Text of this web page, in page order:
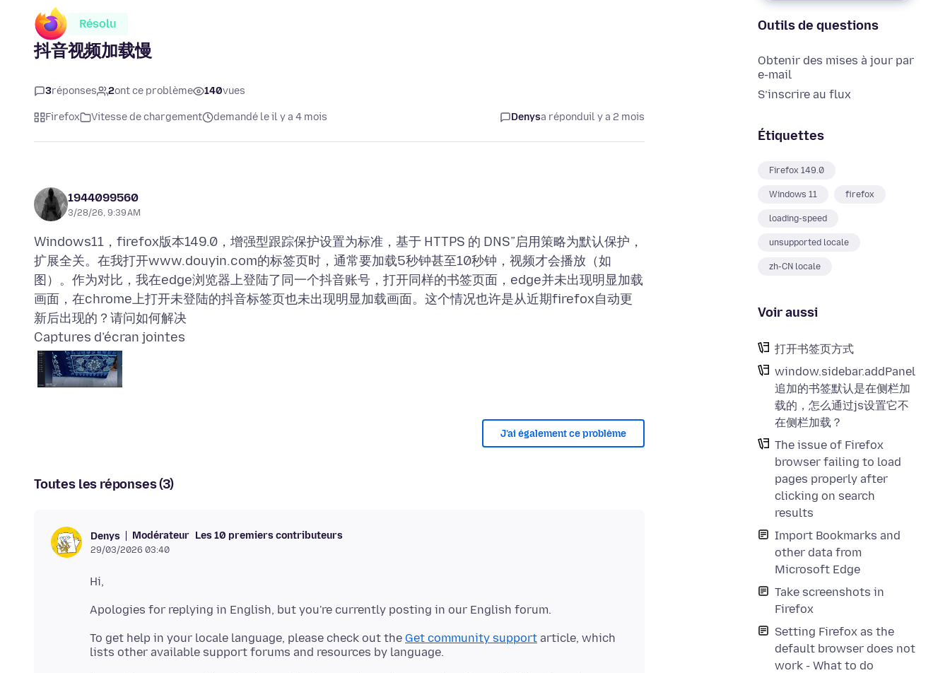
Outils de questions
Obtenir des mises à jour par
e-mail
S’inscrire au flux
Étiquettes
Firefox 149.0
Windows 11 firefox
loading-speed
unsupported locale
zh-CN locale
Voir aussi
打开书签页方式
window.sidebar.addPanel
追加的书签默认是在侧栏加
载的，怎么通过js设置它不
在侧栏加载？
The issue of Firefox
browser failing to load
pages properly after
clicking on search
results
Import Bookmarks and
other data from
Microsoft Edge
Take screenshots in
Firefox
Setting Firefox as the
default browser does not
work - What to do
Résolu
抖音视频加载慢
3réponses 2ont ce problème 140vues
Firefox Vitesse de chargement demandé le il y a 4 mois Denysa réponduil y a 2 mois
1944099560
3/28/26, 9:39 AM
Windows11，firefox版本149.0，增强型跟踪保护设置为标准，基于 HTTPS 的 DNS”启用策略为默认保护，
扩展全关。在我打开www.douyin.com的标签页时，通常要加载5秒钟甚至10秒钟，视频才会播放（如
图）。作为对比，我在edge浏览器上登陆了同一个抖音账号，打开同样的书签页面，edge并未出现明显加载
画面，在chrome上打开未登陆的抖音标签页也未出现明显加载画面。这个情况也许是从近期firefox自动更
Captures d’écran jointes
J’ai également ce problème
Toutes les réponses (3)
Denys Modérateur Les 10 premiers contributeurs
29/03/2026 03:40
To get help in your locale language, please check out the Get community support article, which